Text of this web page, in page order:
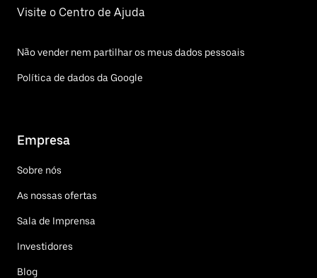
Visite o Centro de Ajuda
Não vender nem partilhar os meus dados pessoais
Política de dados da Google
Empresa
Sobre nós
As nossas ofertas
Sala de Imprensa
Investidores
Blog